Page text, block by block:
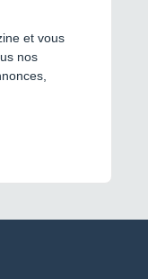
et vous
nos